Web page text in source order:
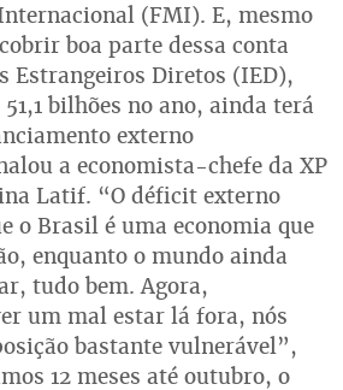
(FMI). E, mesmo
boa parte dessa conta
Estrangeiros Diretos (IED),
bilhões no ano, ainda terá
externo
a economista-chefe da XP
Latif. “O déficit externo
o Brasil é uma economia que
enquanto o mundo ainda
tudo bem. Agora,
um mal estar lá fora, nós
bastante vulnerável”,
12 meses até outubro, o